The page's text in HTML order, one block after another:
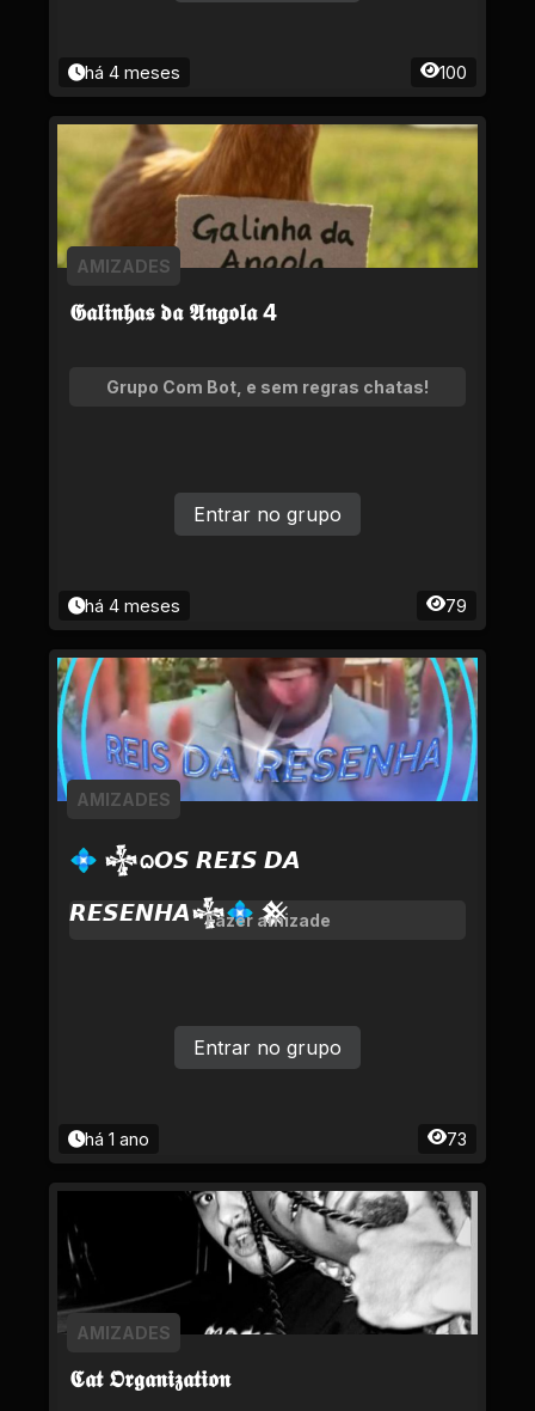
há 4 meses 100
𝕲𝖆𝖑𝖎𝖓𝖍𝖆𝖘 𝖉𝖆 𝕬𝖓𝖌𝖔𝖑𝖆 4
AMIZADES
Grupo Com Bot, e sem regras chatas!
há 4 meses 79
Entrar no grupo
💠 𒈔ᨵ𝙊𝙎 𝙍𝙀𝙄𝙎 𝘿𝘼
𝙍𝙀𝙎𝙀𝙉𝙃𝘼𒈔💠 𒆜
AMIZADES
Fazer amizade
há 1 ano 73
Entrar no grupo
𝕮𝖆𝖙 𝕺𝖗𝖌𝖆𝖓𝖎𝖟𝖆𝖙𝖎𝖔𝖓
AMIZADES